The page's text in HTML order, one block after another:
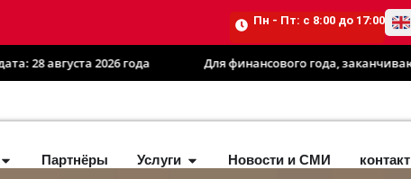
Пн - Пт: с 8:00 до 17:00
Для финансового года, заканчивающегося 30 июня 2025
Партнёры Услуги Новости и СМИ контакт